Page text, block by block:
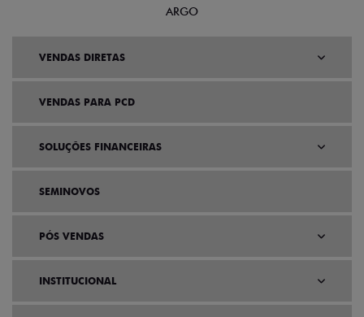
ARGO
VENDAS DIRETAS
VENDAS PARA PCD
SOLUÇÕES FINANCEIRAS
SEMINOVOS
PÓS VENDAS
INSTITUCIONAL